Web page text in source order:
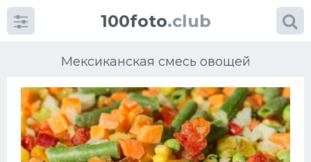
100foto.club
Мексиканская смесь овощей